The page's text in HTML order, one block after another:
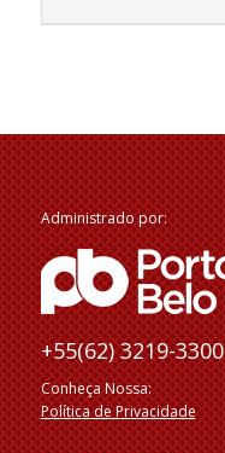
Administrado por:
+55(62) 3219-3300
Conheça Nossa:
Política de Privacidade